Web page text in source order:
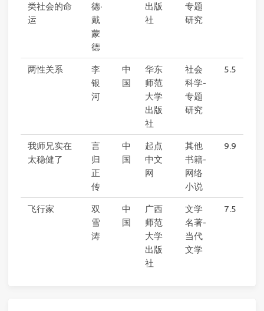
类社会的命
运
德·
戴
蒙
德
出版
社
专题
研究
两性关系
李
银
河
中
国
华东
师范
大学
出版
社
社会
科学-
专题
研究
5.5
我师兄实在
太稳健了
言
归
正
传
中
国
起点
中文
网
其他
书籍-
网络
小说
9.9
飞行家
双
雪
涛
中
国
广西
师范
大学
出版
社
文学
名著-
当代
文学
7.5